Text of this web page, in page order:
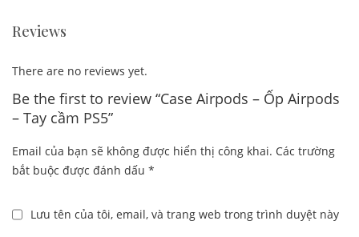
Reviews
There are no reviews yet.
Be the first to review “Case Airpods – Ốp Airpods
– Tay cầm PS5”
Email của bạn sẽ không được hiển thị công khai. Các trường
bắt buộc được đánh dấu *
Lưu tên của tôi, email, và trang web trong trình duyệt này